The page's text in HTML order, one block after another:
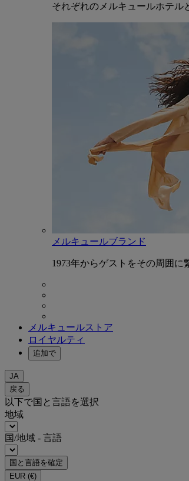
それぞれのメルキュールホテル
メルキュールブランド
1973年からゲストをその周囲に
メルキュールストア
ロイヤルティ
追加で
JA
戻る
以下で国と言語を選択
地域
国/地域 - 言語
国と言語を確定
EUR (€)